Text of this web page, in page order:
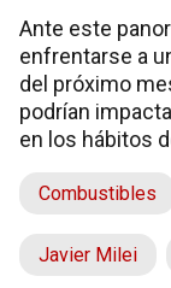
Ante este
enfrentarse a
del próximo
podrían
en los hábitos
Combustibles
Javier Milei